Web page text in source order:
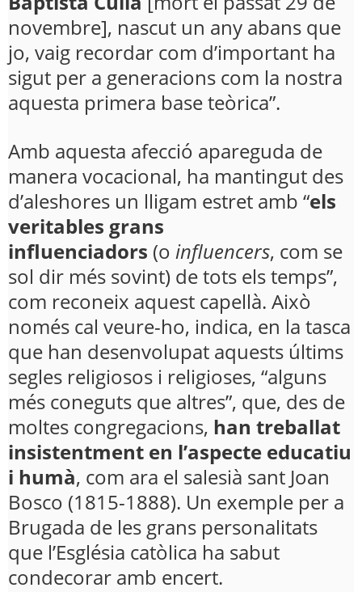
novembre], nascut un any abans que
jo, vaig recordar com d’important ha
sigut per a generacions com la nostra
aquesta primera base teòrica”.
Amb aquesta afecció apareguda de
manera vocacional, ha mantingut des
d’aleshores un lligam estret amb “els
veritables grans
influenciadors (o influencers, com se
sol dir més sovint) de tots els temps”,
com reconeix aquest capellà. Això
només cal veure-ho, indica, en la tasca
que han desenvolupat aquests últims
segles religiosos i religioses, “alguns
més coneguts que altres”, que, des de
moltes congregacions, han treballat
insistentment en l’aspecte educatiu
i humà, com ara el salesià sant Joan
Bosco (1815-1888). Un exemple per a
Brugada de les grans personalitats
que l’Església catòlica ha sabut
condecorar amb encert.